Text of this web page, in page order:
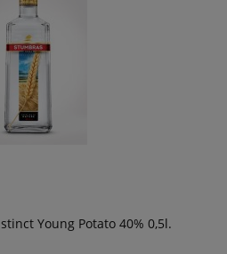
Young Potato 40% 0,5l.